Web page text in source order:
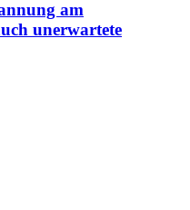
am
unerwartete